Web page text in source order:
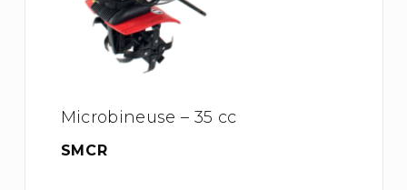
Microbineuse – 35 cc
SMCR